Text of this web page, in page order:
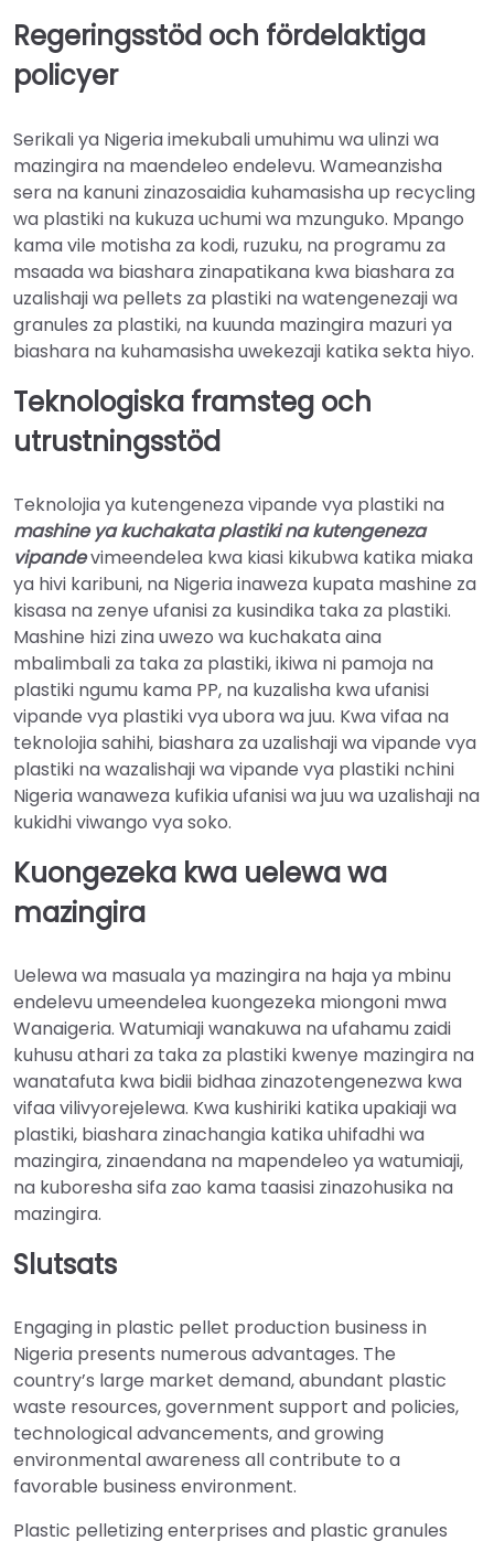
Regeringsstöd och fördelaktiga
policyer
Serikali ya Nigeria imekubali umuhimu wa ulinzi wa
mazingira na maendeleo endelevu. Wameanzisha
sera na kanuni zinazosaidia kuhamasisha up recycling
wa plastiki na kukuza uchumi wa mzunguko. Mpango
kama vile motisha za kodi, ruzuku, na programu za
msaada wa biashara zinapatikana kwa biashara za
uzalishaji wa pellets za plastiki na watengenezaji wa
granules za plastiki, na kuunda mazingira mazuri ya
biashara na kuhamasisha uwekezaji katika sekta hiyo.
Teknologiska framsteg och
utrustningsstöd
Teknolojia ya kutengeneza vipande vya plastiki na
mashine ya kuchakata plastiki na kutengeneza
vipandevimeendelea kwa kiasi kikubwa katika miaka
ya hivi karibuni, na Nigeria inaweza kupata mashine za
kisasa na zenye ufanisi za kusindika taka za plastiki.
Mashine hizi zina uwezo wa kuchakata aina
mbalimbali za taka za plastiki, ikiwa ni pamoja na
plastiki ngumu kama PP, na kuzalisha kwa ufanisi
vipande vya plastiki vya ubora wa juu. Kwa vifaa na
teknolojia sahihi, biashara za uzalishaji wa vipande vya
plastiki na wazalishaji wa vipande vya plastiki nchini
Nigeria wanaweza kufikia ufanisi wa juu wa uzalishaji na
kukidhi viwango vya soko.
Kuongezeka kwa uelewa wa
mazingira
Uelewa wa masuala ya mazingira na haja ya mbinu
endelevu umeendelea kuongezeka miongoni mwa
Wanaigeria. Watumiaji wanakuwa na ufahamu zaidi
kuhusu athari za taka za plastiki kwenye mazingira na
wanatafuta kwa bidii bidhaa zinazotengenezwa kwa
vifaa vilivyorejelewa. Kwa kushiriki katika upakiaji wa
plastiki, biashara zinachangia katika uhifadhi wa
mazingira, zinaendana na mapendeleo ya watumiaji,
na kuboresha sifa zao kama taasisi zinazohusika na
mazingira.
Slutsats
Engaging in plastic pellet production business in
Nigeria presents numerous advantages. The
country’s large market demand, abundant plastic
waste resources, government support and policies,
technological advancements, and growing
environmental awareness all contribute to a
favorable business environment.
Plastic pelletizing enterprises and plastic granules